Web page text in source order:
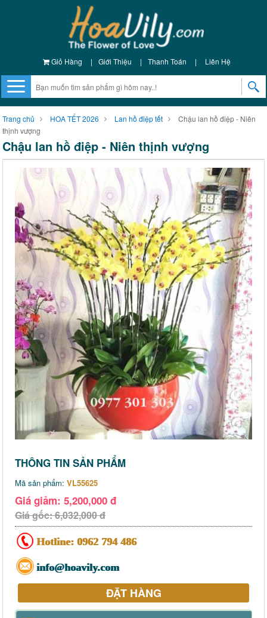
Giỏ Hàng | Giới Thiệu | Thanh Toán | Liên Hệ
Trang chủ HOA TẾT 2026 Lan hồ điệp tết
Chậu lan hồ điệp - Niên
thịnh vượng
Chậu lan hồ điệp - Niên thịnh vượng
THÔNG TIN SẢN PHẨM
Mã sản phẩm: VL55625
Giá giảm: 5,200,000 đ
Giá gốc: 6,032,000 đ
Hotline: 0962 794 486
info@hoavily.com
ĐẶT HÀNG